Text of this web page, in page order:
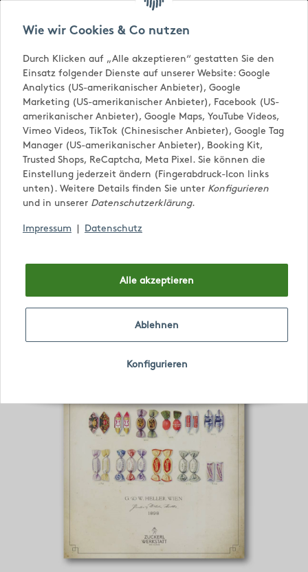
Versandkostenfrei ab € 65,-
0,00 €
Wie wir Cookies & Co nutzen
Durch Klicken auf „Alle akzeptieren“ gestatten Sie den
Einsatz folgender Dienste auf unserer Website: Google
Analytics (US-amerikanischer Anbieter), Google
Marketing (US-amerikanischer Anbieter), Facebook (US-
amerikanischer Anbieter), Google Maps, YouTube Videos,
Vimeo Videos, TikTok (Chinesischer Anbieter), Google Tag
Manager (US-amerikanischer Anbieter), Booking Kit,
Trusted Shops, ReCaptcha, Meta Pixel. Sie können die
Einstellung jederzeit ändern (Fingerabdruck-Icon links
unten). Weitere Details finden Sie unter Konfigurieren
und in unserer Datenschutzerklärung.
Impressum Datenschutz
Alle akzeptieren
Konfigurieren
Ablehnen